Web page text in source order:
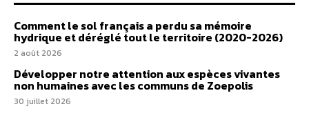
Comment le sol français a perdu sa mémoire
hydrique et déréglé tout le territoire (2020-2026)
2 août 2026
Développer notre attention aux espèces vivantes
non humaines avec les communs de Zoepolis
30 juillet 2026